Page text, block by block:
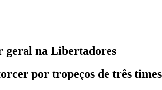
geral na Libertadores
por tropeços de três times